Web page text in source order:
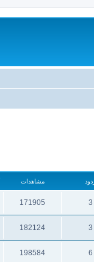
مشاهدات
3
171905
3
182124
6
198584